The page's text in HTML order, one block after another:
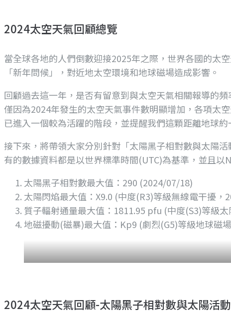
2024太空天氣回顧總覽
當全球各地的人們倒數迎接2025年之際，世界各國的太
「新年問候」，對近地太空環境和地球磁場造成影響。
回顧過去這一年，是否有留意到與太空天氣相關報導的
僅因為2024年發生的太空天氣事件數明顯增加，各項太
已進入一個較為活躍的階段，並提醒我們這顆距離地球
接下來，將帶領大家分別針對「太陽黑子相對數與太陽
有的數據資料都是以世界標準時間(UTC)為基準，並且以
太陽黑子相對數最大值：290 (2024/07/18)
太陽閃焰最大值：X9.0 (中度(R3)等級無線電干擾，
質子輻射通量最大值：1811.95 pfu (中度(S3)等級
地磁擾動(磁暴)最大值：Kp9 (劇烈(G5)等級地球磁
2024太空天氣回顧-太陽黑子相對數與太陽活動